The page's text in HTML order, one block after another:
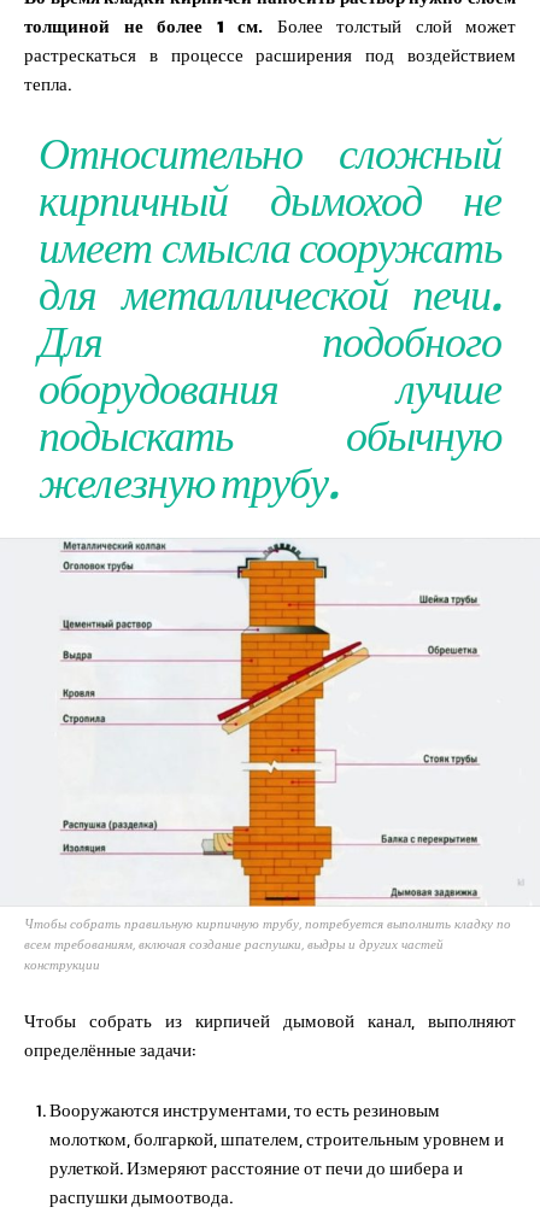
толщиной не более 1 см. Более толстый слой может
растрескаться в процессе расширения под воздействием
тепла.
Относительно сложный
кирпичный дымоход не
имеет смысла сооружать
для металлической печи.
Для подобного
оборудования лучше
подыскать обычную
железную трубу.
Чтобы собрать правильную кирпичную трубу, потребуется выполнить кладку по
всем требованиям, включая создание распушки, выдры и других частей
конструкции
Чтобы собрать из кирпичей дымовой канал, выполняют
определённые задачи:
Вооружаются инструментами, то есть резиновым
молотком, болгаркой, шпателем, строительным уровнем и
рулеткой. Измеряют расстояние от печи до шибера и
распушки дымоотвода.